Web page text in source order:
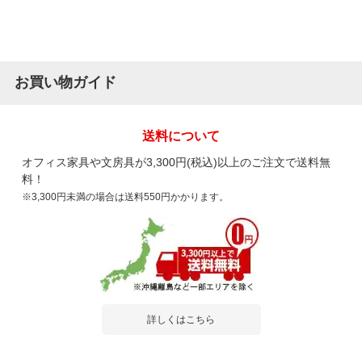
お買い物ガイド
送料について
オフィス家具や文房具が3,300円(税込)以上のご注文で送料無
料！
※3,300円未満の場合は送料550円かかります。
詳しくはこちら